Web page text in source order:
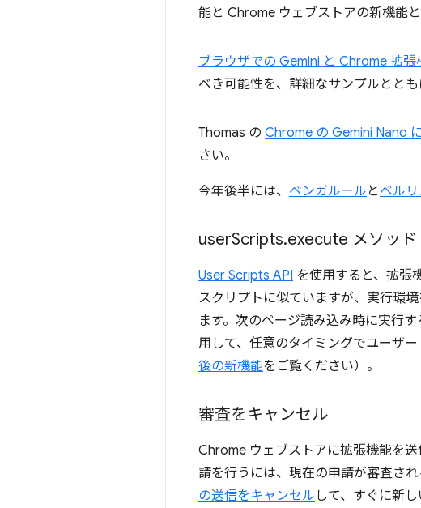
能と Chrome ウェブストアの新機能
ブラウザでの Gemini と Chrome 拡張
べき可能性を、詳細なサンプルととも
Thomas の Chrome の Gemini Nano
さい。
今年後半には、 ベンガルール と ベルリ
userScripts.execute メソッド
User Scripts API を使用すると、拡張
スクリプトに似ていますが、実行環
ます。次のページ読み込み時に実行
用して、任意のタイミングでユーザ
後の新機能をご覧ください）。
審査をキャンセル
Chrome ウェブストアに拡張機能を
請を行うには、現在の申請が審査さ
の送信をキャンセル して、すぐに新